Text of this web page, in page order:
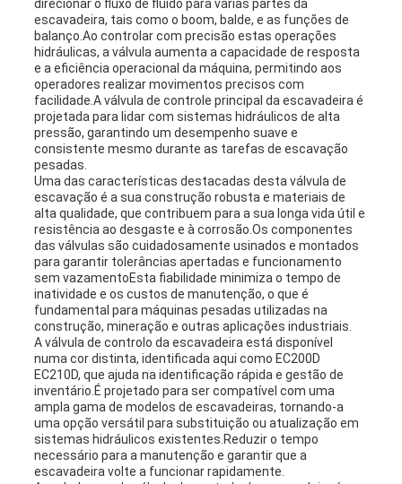
direcionar o fluxo de fluido para várias partes da
escavadeira, tais como o boom, balde, e as funções de
balanço.Ao controlar com precisão estas operações
hidráulicas, a válvula aumenta a capacidade de resposta
e a eficiência operacional da máquina, permitindo aos
operadores realizar movimentos precisos com
facilidade.A válvula de controle principal da escavadeira é
projetada para lidar com sistemas hidráulicos de alta
pressão, garantindo um desempenho suave e
consistente mesmo durante as tarefas de escavação
pesadas.
Uma das características destacadas desta válvula de
escavação é a sua construção robusta e materiais de
alta qualidade, que contribuem para a sua longa vida útil e
resistência ao desgaste e à corrosão.Os componentes
das válvulas são cuidadosamente usinados e montados
para garantir tolerâncias apertadas e funcionamento
sem vazamentoEsta fiabilidade minimiza o tempo de
inatividade e os custos de manutenção, o que é
fundamental para máquinas pesadas utilizadas na
construção, mineração e outras aplicações industriais.
A válvula de controlo da escavadeira está disponível
numa cor distinta, identificada aqui como EC200D
EC210D, que ajuda na identificação rápida e gestão de
inventário.É projetado para ser compatível com uma
ampla gama de modelos de escavadeiras, tornando-a
uma opção versátil para substituição ou atualização em
sistemas hidráulicos existentes.Reduzir o tempo
necessário para a manutenção e garantir que a
escavadeira volte a funcionar rapidamente.